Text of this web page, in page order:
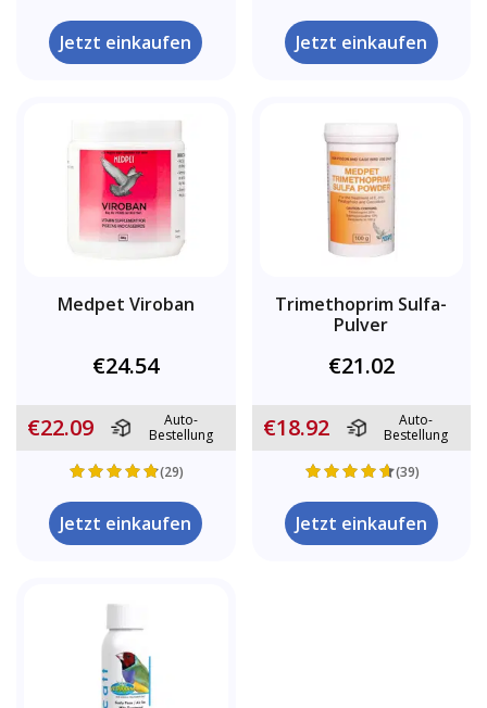
Jetzt einkaufen Jetzt einkaufen
Medpet Viroban
€24.54
€22.09
Auto-
Bestellung
(29)
Jetzt einkaufen
Trimethoprim Sulfa-
Pulver
€21.02
€18.92
Auto-
Bestellung
(39)
Jetzt einkaufen